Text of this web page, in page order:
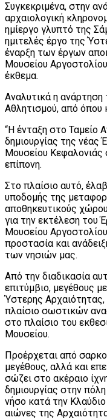
Συγκεκριμένα, στην
αρχαιολογική
ημίεργο γλυπτό της
ημιτελές έργο της
έναρξη των έργων
Μουσείου
έκθεμα.
Αναλυτικά η ανάρτηση
Αθλητισμού, από όπου
“Η ένταξη στο Ταμείο
δημιουργίας της νέας
Μουσείου Κεφαλονιάς
επίπονη.
Στο πλαίσιο αυτό,
υποδομής της
αποθηκευτικούς
για την εκτέλεση του
Μουσείου
προστασία και
των νησιών μας.
Από την διαδικασία
επιτύμβιο, μεγέθους
Ύστερης
πλαίσιο σωστικών
στο πλαίσιο του
Μουσείου.
Προέρχεται από
μεγέθους, αλλά και
σώζει στο ακέραιο
δημιουργίας στην
νήσο κατά την
αιώνες της